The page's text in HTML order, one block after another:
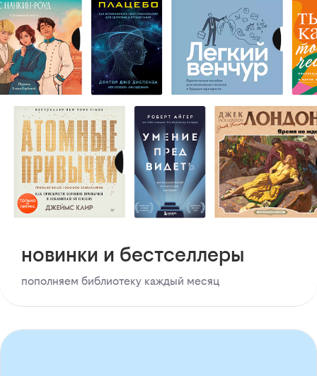
новинки и бестселлеры
пополняем библиотеку каждый месяц